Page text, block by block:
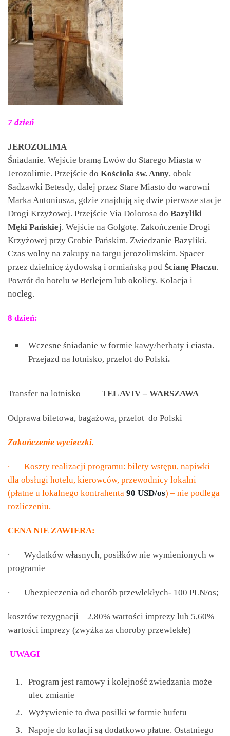
7 dzień
JEROZOLIMA
Śniadanie. Wejście bramą Lwów do Starego Miasta w
Jerozolimie. Przejście do Kościoła św. Anny, obok
Sadzawki Betesdy, dalej przez Stare Miasto do warowni
Marka Antoniusza, gdzie znajdują się dwie pierwsze stacje
Drogi Krzyżowej. Przejście Via Dolorosa do Bazyliki
Męki Pańskiej. Wejście na Golgotę. Zakończenie Drogi
Krzyżowej przy Grobie Pańskim. Zwiedzanie Bazyliki.
Czas wolny na zakupy na targu jerozolimskim. Spacer
przez dzielnicę żydowską i ormiańską pod Ścianę Płaczu.
Powrót do hotelu w Betlejem lub okolicy. Kolacja i
nocleg.
8 dzień:
Wczesne śniadanie w formie kawy/herbaty i ciasta.
Przejazd na lotnisko, przelot do Polski.
Transfer na lotnisko – TEL AVIV – WARSZAWA
Odprawa biletowa, bagażowa, przelot do Polski
Zakończenie wycieczki.
∙
Koszty realizacji programu: bilety wstępu, napiwki
dla obsługi hotelu, kierowców, przewodnicy lokalni
(płatne u lokalnego kontrahenta 90 USD/os) – nie podlega
rozliczeniu.
CENA NIE ZAWIERA:
∙
Wydatków własnych, posiłków nie wymienionych w
programie
∙ Ubezpieczenia od chorób przewlekłych- 100 PLN/os;
kosztów rezygnacji – 2,80% wartości imprezy lub 5,60%
wartości imprezy (zwyżka za choroby przewlekłe)
UWAGI
Program jest ramowy i kolejność zwiedzania może
ulec zmianie
Wyżywienie to dwa posiłki w formie bufetu
Napoje do kolacji są dodatkowo płatne. Ostatniego